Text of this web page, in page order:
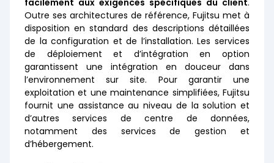
facilement aux exigences spécifiques du client.
Outre ses architectures de référence, Fujitsu met à
disposition en standard des descriptions détaillées
de la configuration et de l’installation. Les services
de déploiement et d’intégration en option
garantissent une intégration en douceur dans
l’environnement sur site. Pour garantir une
exploitation et une maintenance simplifiées, Fujitsu
fournit une assistance au niveau de la solution et
d’autres services de centre de données,
notamment des services de gestion et
d’hébergement.